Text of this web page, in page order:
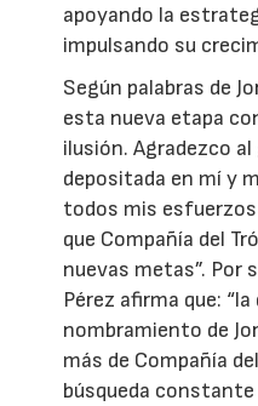
apoyando la
impulsando su
Según palabras de
esta nueva etapa
ilusión. Agradezco
depositada en mí y
todos mis
que Compañía del
nuevas metas”. Por
Pérez afirma que:
nombramiento de
más de Compañía
búsqueda